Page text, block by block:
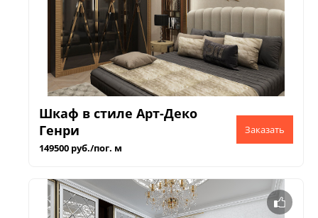
Шкаф в стиле Арт-Деко
Генри
149500 руб./пог. м